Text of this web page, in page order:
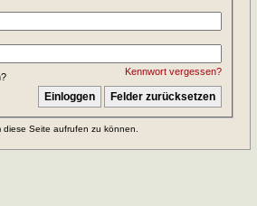
Kennwort vergessen?
diese Seite aufrufen zu können.